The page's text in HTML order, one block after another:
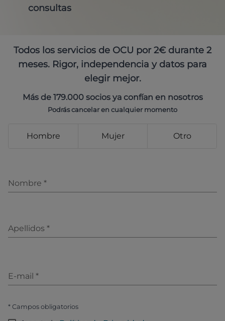
consultas
Todos los servicios de OCU por 2€ durante 2
meses. Rigor, independencia y datos para
elegir mejor.
Más de 179.000 socios ya confían en nosotros
Podrás cancelar en cualquier momento
Hombre Mujer Otro
Nombre *
Apellidos *
E-mail *
* Campos obligatorios